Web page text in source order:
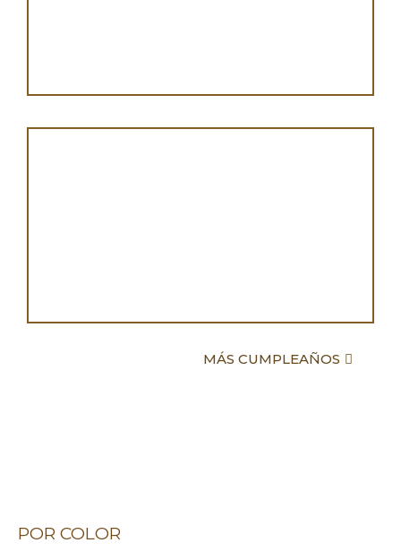
POR COLOR
MÁS CUMPLEAÑOS